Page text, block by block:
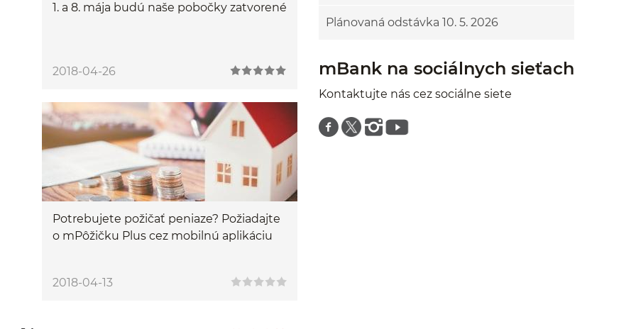
1. a 8. mája budú naše pobočky zatvorené
2018-04-26
Potrebujete požičať peniaze? Požiadajte
o mPôžičku Plus cez mobilnú aplikáciu
2018-04-13
Plánovaná odstávka 10. 5. 2026
mBank na sociálnych sieťach
Kontaktujte nás cez sociálne siete
Znajdź nas na facebooku
Znajdź nas na twitterze
Znajdź nas na instagramie
Znajdź nas na youtube